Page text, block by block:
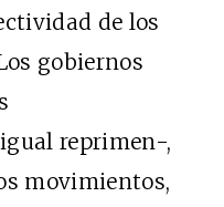
de los
gobiernos
reprimen-,
movimientos,